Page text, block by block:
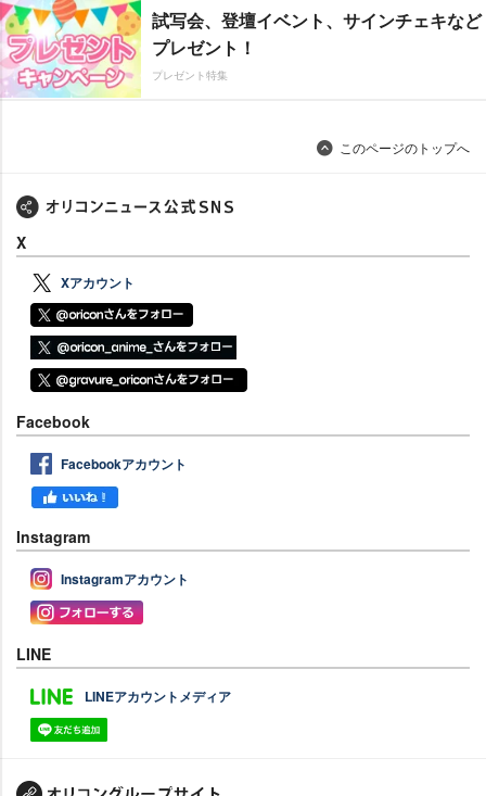
試写会、登壇イベント、サインチェキなど
プレゼント！
プレゼント特集
このページのトップへ
X
Xアカウント
Facebook
Facebookアカウント
Instagram
Instagramアカウント
LINE
LINEアカウントメディア